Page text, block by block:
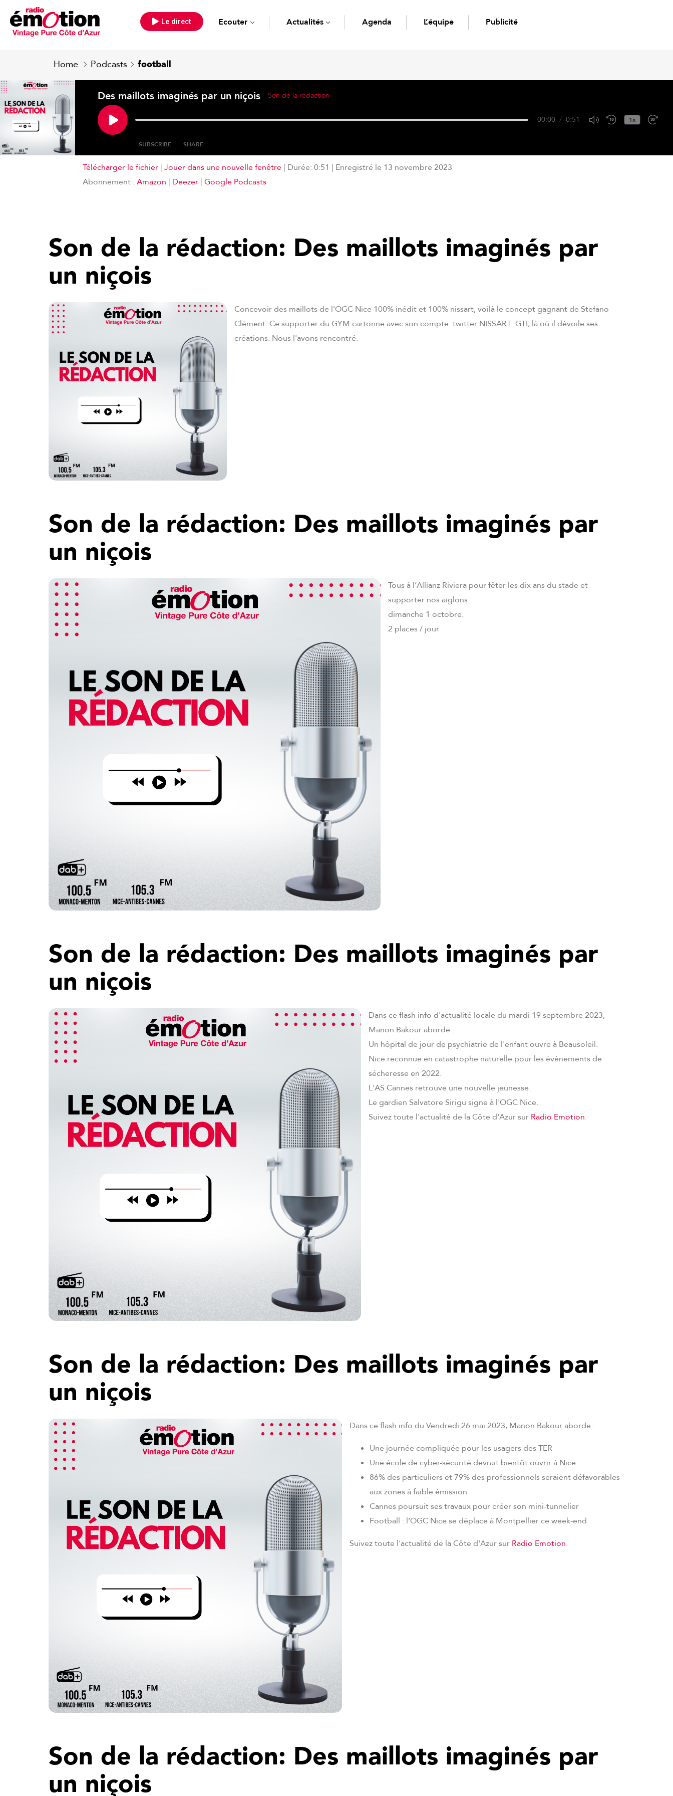
Le direct Ecouter Actualités Agenda L’équipe Publicité
Home Podcasts football
Son de la rédaction
Des maillots imaginés par un niçois
1x
00:00 / 0:51
SUBSCRIBE SHARE
Télécharger le fichier | Jouer dans une nouvelle fenêtre | Durée: 0:51 | Enregistré le 13 novembre 2023
Abonnement : Amazon | Deezer | Google Podcasts
Son de la rédaction: Des maillots imaginés par
un niçois
Concevoir des maillots de l'OGC Nice 100% inédit et 100% nissart, voilà le concept gagnant de Stefano
Clément. Ce supporter du GYM cartonne avec son compte twitter NISSART_GTI, là où il dévoile ses
créations. Nous l'avons rencontré.
Son de la rédaction: Des maillots imaginés par
un niçois
Tous à l’Allianz Riviera pour fêter les dix ans du stade et
supporter nos aiglons
dimanche 1 octobre.
2 places / jour
Son de la rédaction: Des maillots imaginés par
un niçois
Dans ce flash info d'actualité locale du mardi 19 septembre 2023,
Manon Bakour aborde :
Un hôpital de jour de psychiatrie de l'enfant ouvre à Beausoleil.
Nice reconnue en catastrophe naturelle pour les évènements de
sécheresse en 2022.
L'AS Cannes retrouve une nouvelle jeunesse.
Le gardien Salvatore Sirigu signe à l'OGC Nice.
Suivez toute l'actualité de la Côte d'Azur sur Radio Emotion.
Son de la rédaction: Des maillots imaginés par
un niçois
Dans ce flash info du Vendredi 26 mai 2023, Manon Bakour aborde :
Une journée compliquée pour les usagers des TER
Une école de cyber-sécurité devrait bientôt ouvrir à Nice
86% des particuliers et 79% des professionnels seraient défavorables
aux zones à faible émission
Cannes poursuit ses travaux pour créer son mini-tunnelier
Football : l’OGC Nice se déplace à Montpellier ce week-end
Suivez toute l'actualité de la Côte d'Azur sur Radio Emotion.
Son de la rédaction: Des maillots imaginés par
un niçois